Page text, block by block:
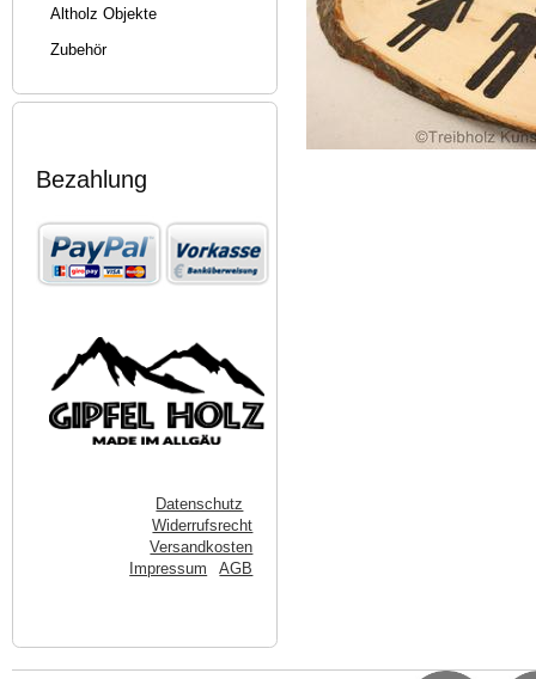
Altholz Objekte
Zubehör
Bezahlung
Datenschutz
Widerrufsrecht
Versandkosten
Impressum
AGB